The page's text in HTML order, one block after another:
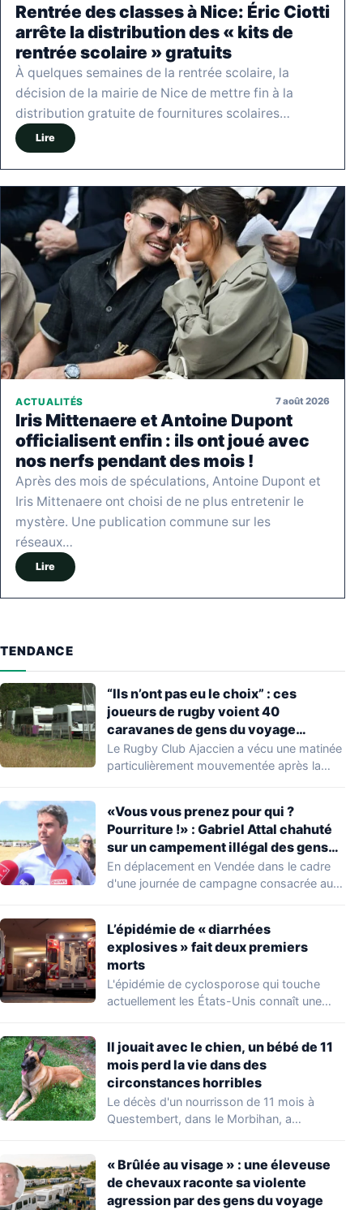
Rentrée des classes à Nice: Éric Ciotti
arrête la distribution des « kits de
rentrée scolaire » gratuits
À quelques semaines de la rentrée scolaire, la
décision de la mairie de Nice de mettre fin à la
distribution gratuite de fournitures scolaires…
Lire
ACTUALITÉS 7 août 2026
Iris Mittenaere et Antoine Dupont
officialisent enfin : ils ont joué avec
nos nerfs pendant des mois !
Après des mois de spéculations, Antoine Dupont et
Iris Mittenaere ont choisi de ne plus entretenir le
mystère. Une publication commune sur les
réseaux…
Lire
TENDANCE
“Ils n’ont pas eu le choix” : ces
joueurs de rugby voient 40
caravanes de gens du voyage
s’installer dans leur stade, ils les
délogent en moins d’1 heure
Le Rugby Club Ajaccien a vécu une matinée
particulièrement mouvementée après la
«Vous vous prenez pour qui ?
Pourriture !» : Gabriel Attal chahuté
sur un campement illégal des gens
du voyage
En déplacement en Vendée dans le cadre
d'une journée de campagne consacrée aux
L’épidémie de « diarrhées
explosives » fait deux premiers
morts
L'épidémie de cyclosporose qui touche
actuellement les États-Unis connaît une
Il jouait avec le chien, un bébé de 11
mois perd la vie dans des
circonstances horribles
Le décès d'un nourrisson de 11 mois à
Questembert, dans le Morbihan, a
« Brûlée au visage » : une éleveuse
de chevaux raconte sa violente
agression par des gens du voyage